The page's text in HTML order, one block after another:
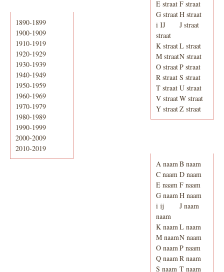
1890-1899
1900-1909
1910-1919
1920-1929
1930-1939
1940-1949
1950-1959
1960-1969
1970-1979
1980-1989
1990-1999
2000-2009
2010-2019
E straat F straat
G straatH straat
i IJ
straat
J straat
K straatL straat
M straatN straat
O straatP straat
R straat S straat
T straat U straat
V straatW straat
Y straatZ straat
A naamB naam
C naam D naam
E naam F naam
G naamH naam
i ij
naam
J naam
K naamL naam
M naamN naam
O naamP naam
Q naamR naam
S naam T naam